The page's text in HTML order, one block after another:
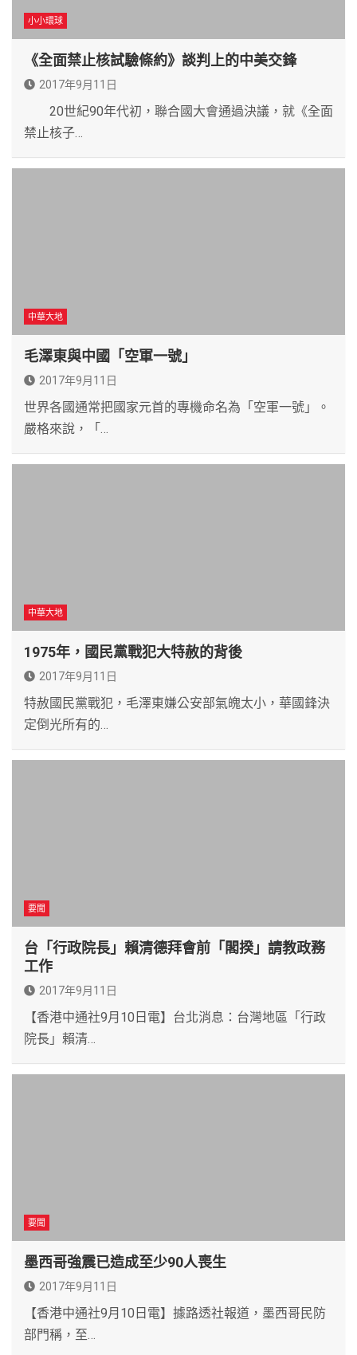
小小環球
《全面禁止核試驗條約》談判上的中美交鋒
2017年9月11日
20世紀90年代初，聯合國大會通過決議，就《全面
禁止核子…
中華大地
毛澤東與中國「空軍一號」
2017年9月11日
世界各國通常把國家元首的專機命名為「空軍一號」。
嚴格來說，「…
中華大地
1975年，國民黨戰犯大特赦的背後
2017年9月11日
特赦國民黨戰犯，毛澤東嫌公安部氣魄太小，華國鋒決
定倒光所有的…
要聞
台「行政院長」賴清德拜會前「閣揆」請教政務
工作
2017年9月11日
【香港中通社9月10日電】台北消息：台灣地區「行政
院長」賴清…
要聞
墨西哥強震已造成至少90人喪生
2017年9月11日
【香港中通社9月10日電】據路透社報道，墨西哥民防
部門稱，至…